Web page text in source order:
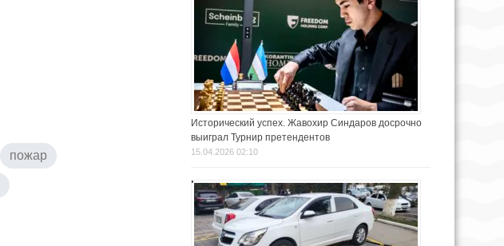
пожар
Исторический успех. Жавохир Синдаров досрочно
выиграл Турнир претендентов
15.04.2026 02:10